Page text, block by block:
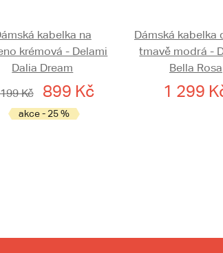
kabelka na
krémová - Delami
Dalia Dream
Kč
899 Kč
akce - 25 %
Dámská kabelka
tmavě modrá -
Bella Rosa
1 299